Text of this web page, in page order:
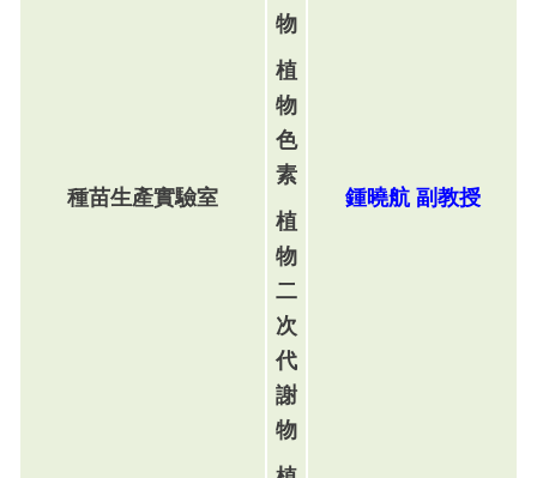
種苗生產實驗室
物
植
物
色
素
植
物
二
次
代
謝
物
鍾曉航 副 教授